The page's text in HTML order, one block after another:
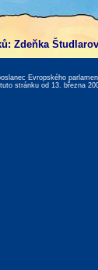
Zdeňka
Evropského
stránku od 13. března